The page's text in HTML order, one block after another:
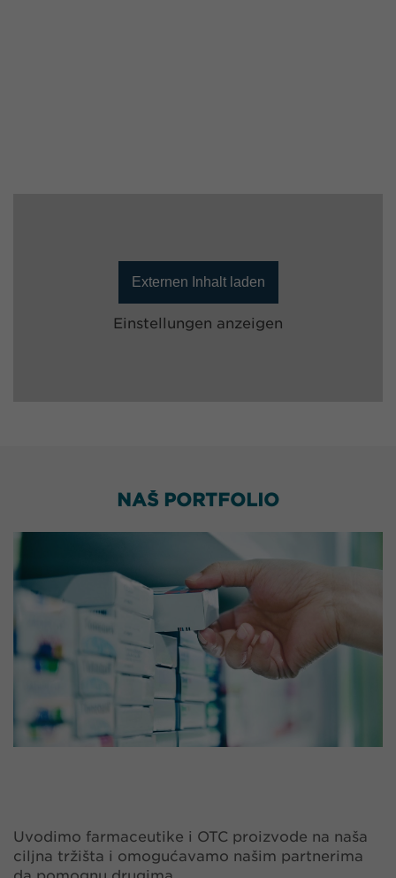
Externen Inhalt laden
Einstellungen anzeigen
NAŠ PORTFOLIO
Uvodimo farmaceutike i OTC proizvode na naša
ciljna tržišta i omogućavamo našim partnerima